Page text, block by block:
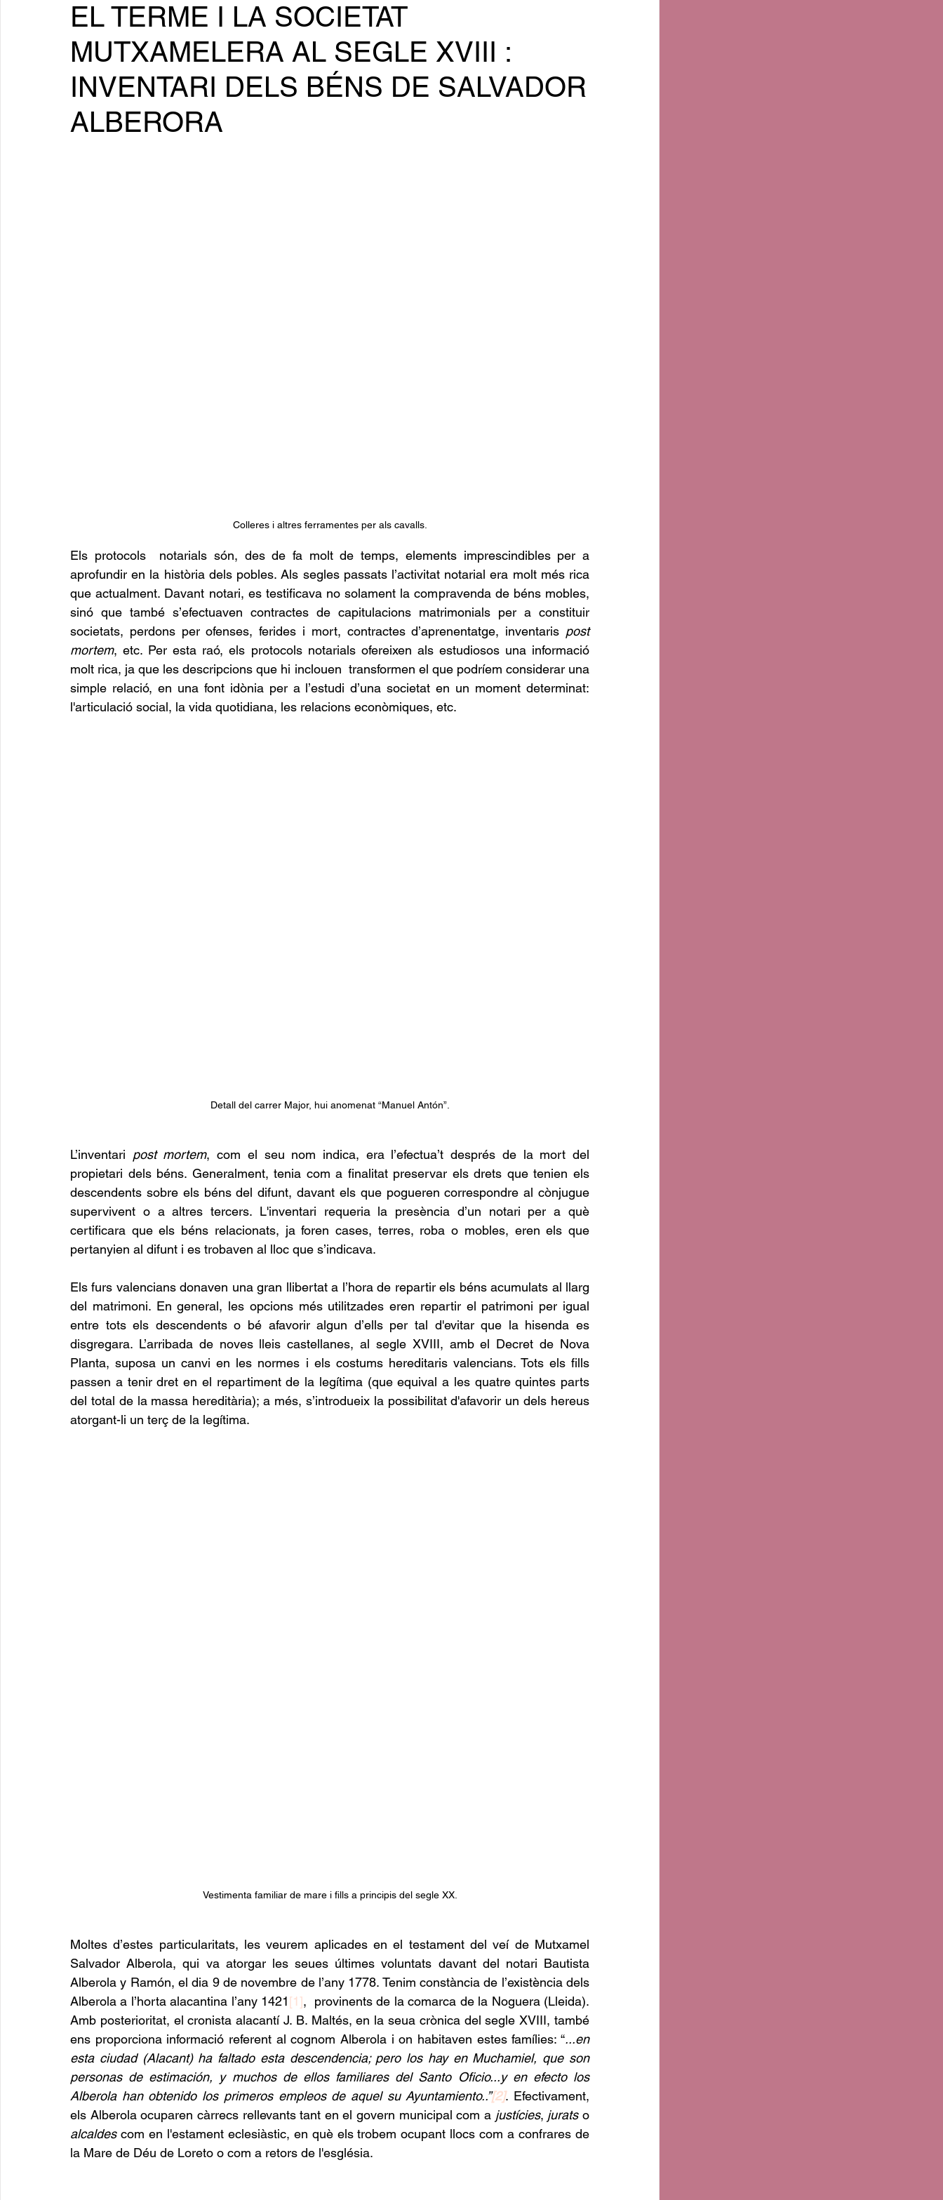
EL TERME I LA SOCIETAT
MUTXAMELERA AL SEGLE XVIII :
INVENTARI DELS BÉNS DE SALVADOR
ALBERORA
Colleres i altres ferramentes per als cavalls.
Els protocols  notarials són, des de fa molt de temps, elements imprescindibles per a
aprofundir en la història dels pobles. Als segles passats l’activitat notarial era molt més rica
que actualment. Davant notari, es testificava no solament la compravenda de béns mobles,
sinó que també s’efectuaven contractes de capitulacions matrimonials per a constituir
societats, perdons per ofenses, ferides i mort, contractes d’aprenentatge, inventaris post
mortem, etc. Per esta raó, els protocols notarials ofereixen als estudiosos una informació
molt rica, ja que les descripcions que hi inclouen  transformen el que podríem considerar una
simple relació, en una font idònia per a l’estudi d’una societat en un moment determinat:
l'articulació social, la vida quotidiana, les relacions econòmiques, etc.
Detall del carrer Major, hui anomenat “Manuel Antón”.
L’inventari post mortem, com el seu nom indica, era l’efectua’t després de la mort del
propietari dels béns. Generalment, tenia com a finalitat preservar els drets que tenien els
descendents sobre els béns del difunt, davant els que pogueren correspondre al cònjugue
supervivent o a altres tercers. L'inventari requeria la presència d’un notari per a què
certificara que els béns relacionats, ja foren cases, terres, roba o mobles, eren els que
pertanyien al difunt i es trobaven al lloc que s’indicava.
Els furs valencians donaven una gran llibertat a l’hora de repartir els béns acumulats al llarg
del matrimoni. En general, les opcions més utilitzades eren repartir el patrimoni per igual
entre tots els descendents o bé afavorir algun d’ells per tal d'evitar que la hisenda es
disgregara. L’arribada de noves lleis castellanes, al segle XVIII, amb el Decret de Nova
Planta, suposa un canvi en les normes i els costums hereditaris valencians. Tots els fills
passen a tenir dret en el repartiment de la legítima (que equival a les quatre quintes parts
del total de la massa hereditària); a més, s’introdueix la possibilitat d'afavorir un dels hereus
atorgant-li un terç de la legítima.
Vestimenta familiar de mare i fills a principis del segle XX.
Moltes d’estes particularitats, les veurem aplicades en el testament del veí de Mutxamel
Salvador Alberola, qui va atorgar les seues últimes voluntats davant del notari Bautista
Alberola y Ramón, el dia 9 de novembre de l’any 1778. Tenim constància de l’existència dels
Alberola a l’horta alacantina l’any 1421[1],  provinents de la comarca de la Noguera (Lleida).
Amb posterioritat, el cronista alacantí J. B. Maltés, en la seua crònica del segle XVIII, també
ens proporciona informació referent al cognom Alberola i on habitaven estes famílies: “...en
esta ciudad (Alacant) ha faltado esta descendencia; pero los hay en Muchamiel, que son
personas de estimación, y muchos de ellos familiares del Santo Oficio...y en efecto los
Alberola han obtenido los primeros empleos de aquel su Ayuntamiento..”[2]. Efectivament,
els Alberola ocuparen càrrecs rellevants tant en el govern municipal com a justícies, jurats
alcaldes com en l'estament eclesiàstic, en què els trobem ocupant llocs com a confrares de
la Mare de Déu de Loreto o com a retors de l'església.